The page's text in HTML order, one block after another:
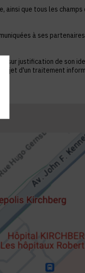
que tous les champs
à ses
sur justification de son
d'un traitement